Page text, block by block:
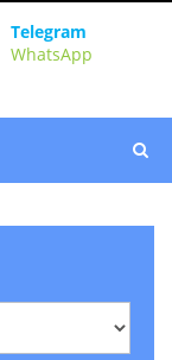
Telegram
WhatsApp